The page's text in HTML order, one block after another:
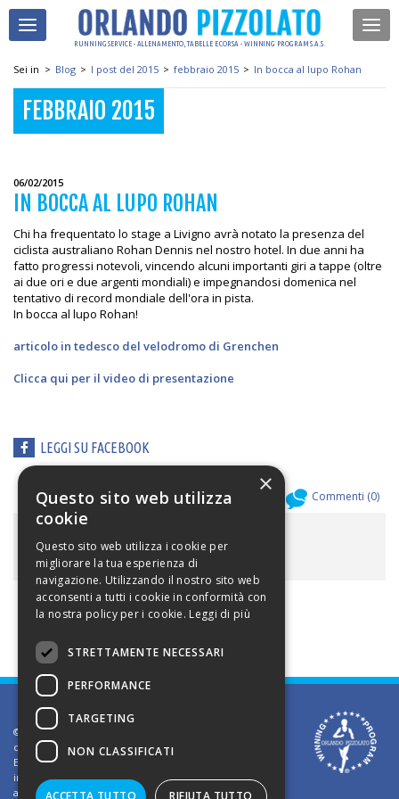
RUNNING SERVICE - ALLENAMENTO, TABELLE E CORSA - WINNING PROGRAM S.A.S.
Sei in > Blog > I post del 2015 > febbraio 2015 > In bocca al lupo Rohan
FEBBRAIO 2015
06/02/2015
IN BOCCA AL LUPO ROHAN
Chi ha frequentato lo stage a Livigno avrà notato la presenza del
ciclista australiano Rohan Dennis nel nostro hotel. In due anni ha
fatto progressi notevoli, vincendo alcuni importanti giri a tappe (oltre
ai due ori e due argenti mondiali) e impegnandosi domenica nel
tentativo di record mondiale dell'ora in pista.
In bocca al lupo Rohan!
articolo in tedesco del velodromo di Grenchen
Clicca qui per il video di presentazione
LEGGI SU FACEBOOK
Allegati ( Commenti (0)
ALLEGATI
©2002 Informativa sui diritti d'autore. Le informazioni
contenute in questo sito sono solo per uso privato.
E' vietato riprodurre o divulgare in qualsiasi forma le
informazioni contenute in questo sito, salvo previa
autorizzazione di Orlando Pizzolato
×
Questo sito web utilizza
cookie
Questo sito web utilizza i cookie per
migliorare la tua esperienza di
navigazione. Utilizzando il nostro sito web
acconsenti a tutti i cookie in conformità con
la nostra policy per i cookie. Leggi di più
STRETTAMENTE NECESSARI
PERFORMANCE
TARGETING
NON CLASSIFICATI
ACCETTA TUTTO RIFIUTA TUTTO